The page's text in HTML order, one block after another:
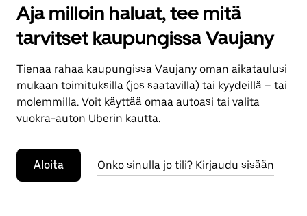
Aja milloin haluat, tee mitä
tarvitset kaupungissa Vaujany
Tienaa rahaa kaupungissa Vaujany oman aikataulusi
mukaan toimituksilla (jos saatavilla) tai kyydeillä – tai
molemmilla. Voit käyttää omaa autoasi tai valita
vuokra-auton Uberin kautta.
Aloita Onko sinulla jo tili? Kirjaudu sisään